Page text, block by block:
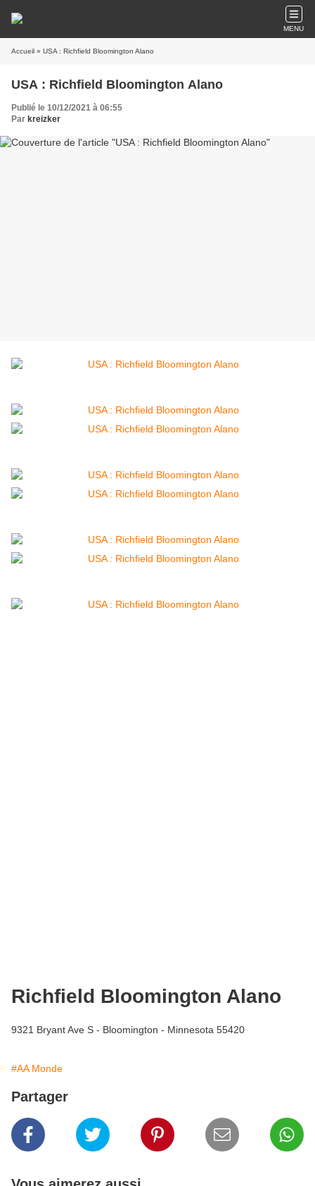
MENU
Accueil » USA : Richfield Bloomington Alano
USA : Richfield Bloomington Alano
Publié le 10/12/2021 à 06:55
Par kreizker
Richfield Bloomington Alano
9321 Bryant Ave S - Bloomington - Minnesota 55420
#AA Monde
Partager